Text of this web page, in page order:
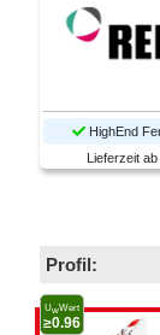
HighEnd
Lieferzeit
Profil:
UwWert
≥0.96